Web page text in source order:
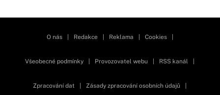
O nás Redakce Reklama Cookies
Všeobecné podmínky Provozovatel webu RSS kanál
Zpracování dat Zásady zpracování osobních údajů